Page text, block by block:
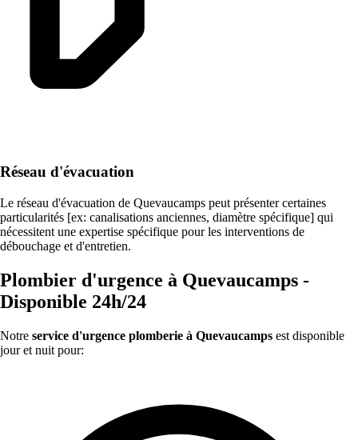
Réseau d'évacuation
Le réseau d'évacuation de Quevaucamps peut présenter certaines
particularités [ex: canalisations anciennes, diamètre spécifique] qui
nécessitent une expertise spécifique pour les interventions de
débouchage et d'entretien.
Plombier d'urgence à Quevaucamps -
Disponible 24h/24
Notre service d'urgence plomberie à Quevaucamps est disponible
jour et nuit pour: